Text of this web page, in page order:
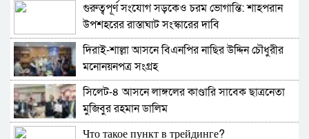
জকিগঞ্জে আইনের তোয়াক্কা নেই! খাসজমি দখল করে
নির্বিঘ্নে ভবন বানাচ্ছেন সোনাসার বাজার কমিটির নেতা
আলাউদ্দিন আলাই
বন্ধ থাকবে সিলেটের ৭টি এলাকায় দীর্ঘ ৯ ঘণ্টা বিদ্যুৎ
নিরাপত্তাহীনতায় লাভলুর পরিবার: সিলেটে সশস্ত্র
হামলায়, লুন্ঠিত অর্থ-স্বর্ণ
গুরুত্বপূর্ণ সংযোগ সড়কেও চরম ভোগান্তি: শাহপরান
উপশহরের রাস্তাঘাট সংস্কারের দাবি
দিরাই-শাল্লা আসনে বিএনপির নাছির উদ্দিন চৌধুরীর
মনোনয়নপত্র সংগ্রহ
সিলেট-৪ আসনে লাঙ্গলের কাণ্ডারি সাবেক ছাত্রনেতা
মুজিবুর রহমান ডালিম
Что такое пункт в трейдинге?